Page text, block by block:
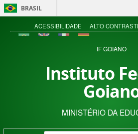
BRASIL
ACESSIBILIDADE ALTO
IF GOIANO
Instituto
MINISTÉRIO DA